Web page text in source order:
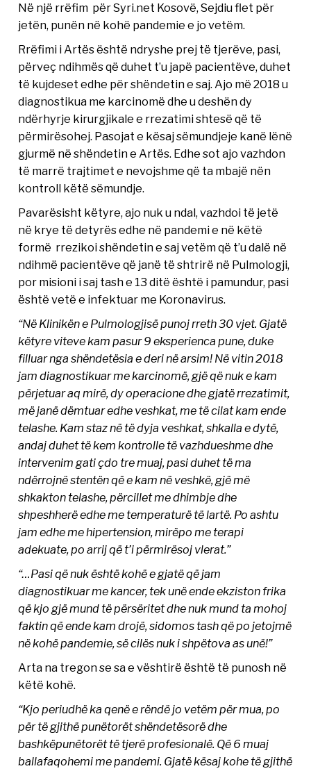
Në një rrëfim për Syri.net Kosovë, Sejdiu flet për
jetën, punën në kohë pandemie e jo vetëm.
Rrëfimi i Artës është ndryshe prej të tjerëve, pasi,
përveç ndihmës që duhet t’u japë pacientëve, duhet
të kujdeset edhe për shëndetin e saj. Ajo më 2018 u
diagnostikua me karcinomë dhe u deshën dy
ndërhyrje kirurgjikale e rrezatimi shtesë që të
përmirësohej. Pasojat e kësaj sëmundjeje kanë lënë
gjurmë në shëndetin e Artës. Edhe sot ajo vazhdon
të marrë trajtimet e nevojshme që ta mbajë nën
kontroll këtë sëmundje.
Pavarësisht këtyre, ajo nuk u ndal, vazhdoi të jetë
në krye të detyrës edhe në pandemi e në këtë
formë rrezikoi shëndetin e saj vetëm që t’u dalë në
ndihmë pacientëve që janë të shtrirë në Pulmologji,
por misioni i saj tash e 13 ditë është i pamundur, pasi
është vetë e infektuar me Koronavirus.
“Në Klinikën e Pulmologjisë punoj rreth 30 vjet. Gjatë
këtyre viteve kam pasur 9 eksperienca pune, duke
filluar nga shëndetësia e deri në arsim! Në vitin 2018
jam diagnostikuar me karcinomë, gjë që nuk e kam
përjetuar aq mirë, dy operacione dhe gjatë rrezatimit,
më janë dëmtuar edhe veshkat, me të cilat kam ende
telashe. Kam staz në të dyja veshkat, shkalla e dytë,
andaj duhet të kem kontrolle të vazhdueshme dhe
intervenim gati çdo tre muaj, pasi duhet të ma
ndërrojnë stentën që e kam në veshkë, gjë më
shkakton telashe, përcillet me dhimbje dhe
shpeshherë edhe me temperaturë të lartë. Po ashtu
jam edhe me hipertension, mirëpo me terapi
adekuate, po arrij që t’i përmirësoj vlerat.”
“…Pasi që nuk është kohë e gjatë që jam
diagnostikuar me kancer, tek unë ende ekziston frika
që kjo gjë mund të përsëritet dhe nuk mund ta mohoj
faktin që ende kam drojë, sidomos tash që po jetojmë
në kohë pandemie, së cilës nuk i shpëtova as unë!”
Arta na tregon se sa e vështirë është të punosh në
këtë kohë.
“Kjo periudhë ka qenë e rëndë jo vetëm për mua, po
për të gjithë punëtorët shëndetësorë dhe
bashkëpunëtorët të tjerë profesionalë. Që 6 muaj
ballafaqohemi me pandemi. Gjatë kësaj kohe të gjithë